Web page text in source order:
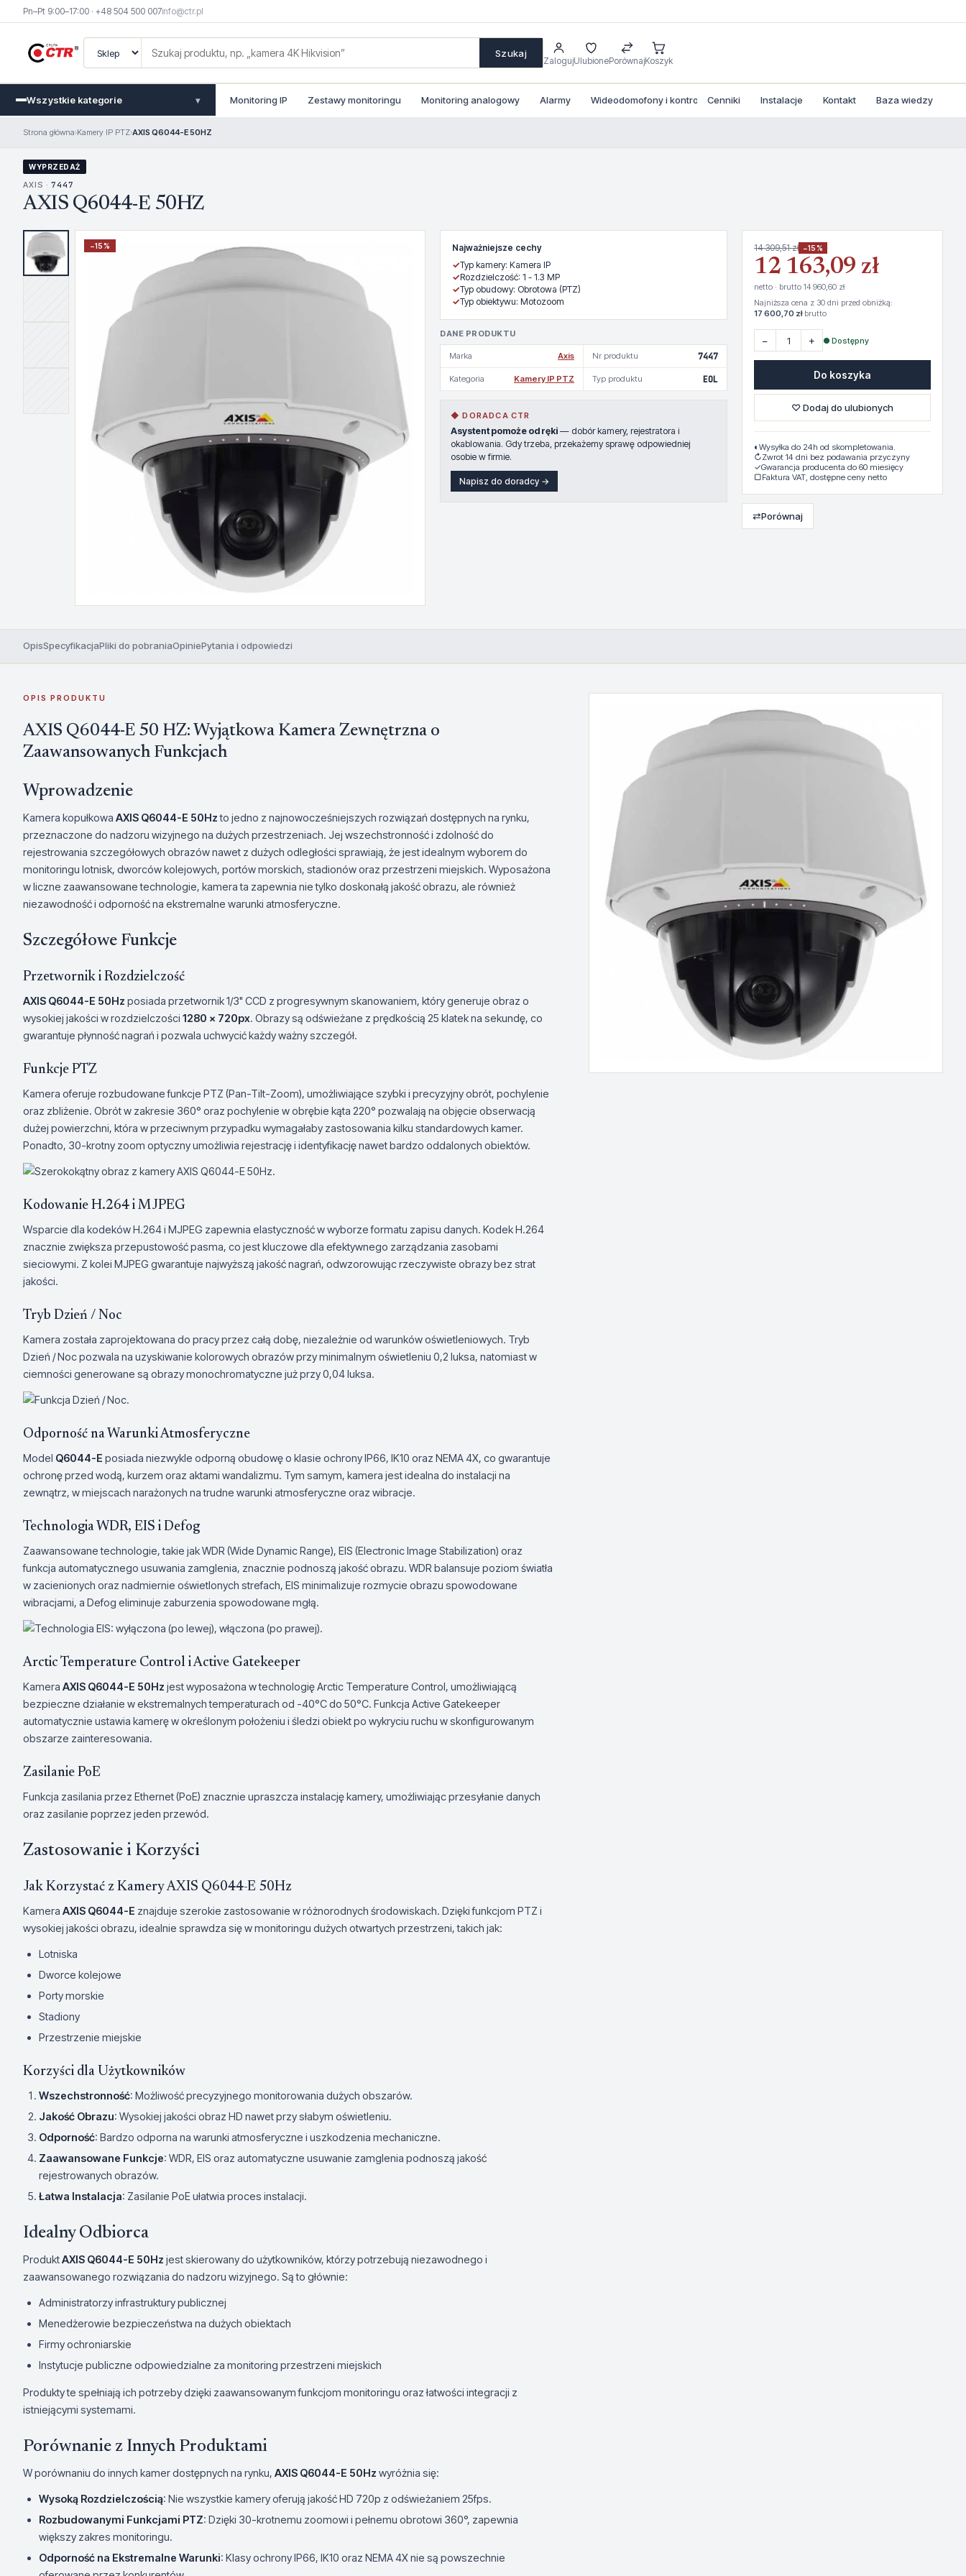
Pn–Pt 9:00–17:00 · +48 504 500 007info@ctr.pl
Szukaj
ZalogujUlubionePorównajKoszyk
Wszystkie kategorie ▾ Monitoring IP Zestawy monitoringu Monitoring analogowy Alarmy Wideodomofony i kontrola dostepu
Cenniki Instalacje Kontakt Baza wiedzy
Strona główna›Kamery IP PTZ›AXIS Q6044-E 50HZ
WYPRZEDAŻ
AXIS · 7447
AXIS Q6044-E 50HZ
−15%
Najważniejsze cechy
✓Typ kamery: Kamera IP
✓Rozdzielczość: 1 - 1.3 MP
✓Typ obudowy: Obrotowa (PTZ)
✓Typ obiektywu: Motozoom
DANE PRODUKTU
Marka Axis Nr produktu 7447
Kategoria Kamery IP PTZ Typ produktu EOL
◆ DORADCA CTR
Asystent pomoże od ręki — dobór kamery, rejestratora i
okablowania. Gdy trzeba, przekażemy sprawę odpowiedniej
osobie w firmie.
Napisz do doradcy →
14 309,51 zł −15%
12 163,09 zł
netto · brutto 14 960,60 zł
Najniższa cena z 30 dni przed obniżką:
17 600,70 złbrutto
− + ● Dostępny
Do koszyka
♡ Dodaj do ulubionych
◐ Wysyłka do 24h od skompletowania.
↻Zwrot 14 dni bez podawania przyczyny
✓Gwarancja producenta do 60 miesięcy
▢Faktura VAT, dostępne ceny netto
⇄Porównaj
OpisSpecyfikacjaPliki do pobraniaOpiniePytania i odpowiedzi
OPIS PRODUKTU
AXIS Q6044-E 50 HZ: Wyjątkowa Kamera Zewnętrzna o
Zaawansowanych Funkcjach
Wprowadzenie
Kamera kopułkowa AXIS Q6044-E 50Hzto jedno z najnowocześniejszych rozwiązań dostępnych na rynku,
przeznaczone do nadzoru wizyjnego na dużych przestrzeniach. Jej wszechstronność i zdolność do
rejestrowania szczegółowych obrazów nawet z dużych odległości sprawiają, że jest idealnym wyborem do
monitoringu lotnisk, dworców kolejowych, portów morskich, stadionów oraz przestrzeni miejskich. Wyposażona
w liczne zaawansowane technologie, kamera ta zapewnia nie tylko doskonałą jakość obrazu, ale również
niezawodność i odporność na ekstremalne warunki atmosferyczne.
Szczegółowe Funkcje
Przetwornik i Rozdzielczość
AXIS Q6044-E 50Hz posiada przetwornik 1/3" CCD z progresywnym skanowaniem, który generuje obraz o
wysokiej jakości w rozdzielczości 1280 x 720px. Obrazy są odświeżane z prędkością 25 klatek na sekundę, co
gwarantuje płynność nagrań i pozwala uchwycić każdy ważny szczegół.
Funkcje PTZ
Kamera oferuje rozbudowane funkcje PTZ (Pan-Tilt-Zoom), umożliwiające szybki i precyzyjny obrót, pochylenie
oraz zbliżenie. Obrót w zakresie 360° oraz pochylenie w obrębie kąta 220° pozwalają na objęcie obserwacją
dużej powierzchni, która w przeciwnym przypadku wymagałaby zastosowania kilku standardowych kamer.
Ponadto, 30-krotny zoom optyczny umożliwia rejestrację i identyfikację nawet bardzo oddalonych obiektów.
Kodowanie H.264 i MJPEG
Wsparcie dla kodeków H.264 i MJPEG zapewnia elastyczność w wyborze formatu zapisu danych. Kodek H.264
znacznie zwiększa przepustowość pasma, co jest kluczowe dla efektywnego zarządzania zasobami
sieciowymi. Z kolei MJPEG gwarantuje najwyższą jakość nagrań, odwzorowując rzeczywiste obrazy bez strat
jakości.
Tryb Dzień / Noc
Kamera została zaprojektowana do pracy przez całą dobę, niezależnie od warunków oświetleniowych. Tryb
Dzień / Noc pozwala na uzyskiwanie kolorowych obrazów przy minimalnym oświetleniu 0,2 luksa, natomiast w
ciemności generowane są obrazy monochromatyczne już przy 0,04 luksa.
Odporność na Warunki Atmosferyczne
Model Q6044-E posiada niezwykle odporną obudowę o klasie ochrony IP66, IK10 oraz NEMA 4X, co gwarantuje
ochronę przed wodą, kurzem oraz aktami wandalizmu. Tym samym, kamera jest idealna do instalacji na
zewnątrz, w miejscach narażonych na trudne warunki atmosferyczne oraz wibracje.
Technologia WDR, EIS i Defog
Zaawansowane technologie, takie jak WDR (Wide Dynamic Range), EIS (Electronic Image Stabilization) oraz
funkcja automatycznego usuwania zamglenia, znacznie podnoszą jakość obrazu. WDR balansuje poziom światła
w zacienionych oraz nadmiernie oświetlonych strefach, EIS minimalizuje rozmycie obrazu spowodowane
wibracjami, a Defog eliminuje zaburzenia spowodowane mgłą.
Arctic Temperature Control i Active Gatekeeper
Kamera AXIS Q6044-E 50Hz jest wyposażona w technologię Arctic Temperature Control, umożliwiającą
bezpieczne działanie w ekstremalnych temperaturach od -40°C do 50°C. Funkcja Active Gatekeeper
automatycznie ustawia kamerę w określonym położeniu i śledzi obiekt po wykryciu ruchu w skonfigurowanym
obszarze zainteresowania.
Zasilanie PoE
Funkcja zasilania przez Ethernet (PoE) znacznie upraszcza instalację kamery, umożliwiając przesyłanie danych
oraz zasilanie poprzez jeden przewód.
Zastosowanie i Korzyści
Jak Korzystać z Kamery AXIS Q6044-E 50Hz
Kamera AXIS Q6044-E znajduje szerokie zastosowanie w różnorodnych środowiskach. Dzięki funkcjom PTZ i
wysokiej jakości obrazu, idealnie sprawdza się w monitoringu dużych otwartych przestrzeni, takich jak:
Lotniska
Dworce kolejowe
Porty morskie
Stadiony
Przestrzenie miejskie
Korzyści dla Użytkowników
Wszechstronność: Możliwość precyzyjnego monitorowania dużych obszarów.
Jakość Obrazu: Wysokiej jakości obraz HD nawet przy słabym oświetleniu.
Odporność: Bardzo odporna na warunki atmosferyczne i uszkodzenia mechaniczne.
Zaawansowane Funkcje: WDR, EIS oraz automatyczne usuwanie zamglenia podnoszą jakość
rejestrowanych obrazów.
Łatwa Instalacja: Zasilanie PoE ułatwia proces instalacji.
Idealny Odbiorca
ProduktAXIS Q6044-E 50Hz jest skierowany do użytkowników, którzy potrzebują niezawodnego i
zaawansowanego rozwiązania do nadzoru wizyjnego. Są to głównie:
Administratorzy infrastruktury publicznej
Menedżerowie bezpieczeństwa na dużych obiektach
Firmy ochroniarskie
Instytucje publiczne odpowiedzialne za monitoring przestrzeni miejskich
Produkty te spełniają ich potrzeby dzięki zaawansowanym funkcjom monitoringu oraz łatwości integracji z
istniejącymi systemami.
Porównanie z Innych Produktami
W porównaniu do innych kamer dostępnych na rynku, AXIS Q6044-E 50Hz wyróżnia się:
Wysoką Rozdzielczością: Nie wszystkie kamery oferują jakość HD 720p z odświeżaniem 25fps.
Rozbudowanymi Funkcjami PTZ: Dzięki 30-krotnemu zoomowi i pełnemu obrotowi 360°, zapewnia
większy zakres monitoringu.
Odporność na Ekstremalne Warunki: Klasy ochrony IP66, IK10 oraz NEMA 4X nie są powszechnie